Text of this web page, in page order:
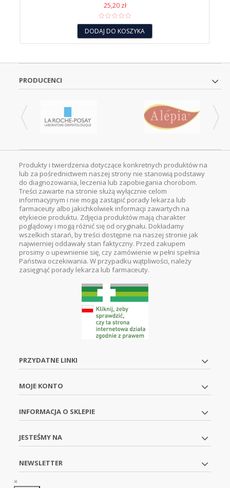
25,20 zł
DODAJ DO KOSZYKA
PRODUCENCI
Produkty i twierdzenia dotyczące konkretnych produktów na
lub za pośrednictwem naszej strony nie stanowią podstawy
do diagnozowania, leczenia lub zapobiegania chorobom.
Treści zawarte na stronie służą wyłącznie celom
informacyjnym i nie mogą zastąpić porady lekarza lub
farmaceuty albo jakichkolwiek informacji zawartych na
etykiecie produktu. Zdjęcia produktów mają charakter
poglądowy i mogą różnić się od oryginału. Dokładamy
wszelkich starań, by treści dostępne na naszej stronie jak
najwierniej oddawały stan faktyczny. Przed zakupem
prosimy o upewnienie się, czy zamówienie w pełni spełnia
Państwa oczekiwania. W przypadku wątpliwości, należy
zasięgnąć porady lekarza lub farmaceuty.
PRZYDATNE LINKI
MOJE KONTO
INFORMACJA O SKLEPIE
JESTEŚMY NA
NEWSLETTER
×